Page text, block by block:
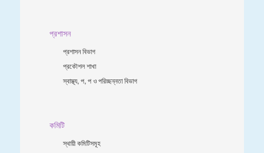
প্রশাসন
প্রশাসন বিভাগ
প্রকৌশল শাখা
স্বাস্থ্য, প, প ও পরিচ্ছন্নতা ‍বিভাগ
কমিটি
স্থায়ী কমিটিসমূহ